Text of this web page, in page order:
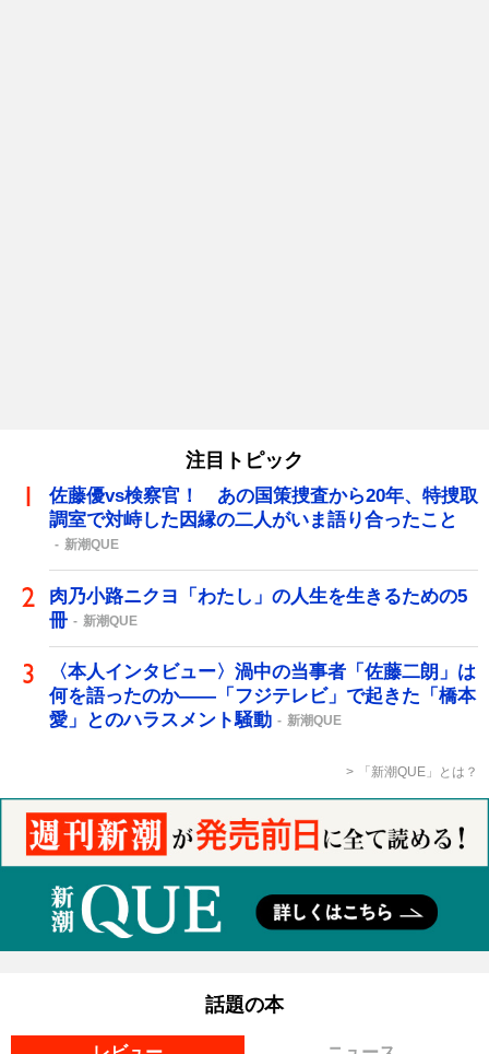
注目トピック
佐藤優vs検察官！ あの国策捜査から20年、特捜取
調室で対峙した因縁の二人がいま語り合ったこと
新潮QUE
肉乃小路ニクヨ「わたし」の人生を生きるための5
冊
新潮QUE
〈本人インタビュー〉渦中の当事者「佐藤二朗」は
何を語ったのか――「フジテレビ」で起きた「橋本
愛」とのハラスメント騒動
新潮QUE
「新潮QUE」とは？
話題の本